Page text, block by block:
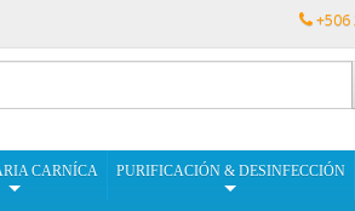
+506
CARNÍCA PURIFICACIÓN & DESINFECCIÓN